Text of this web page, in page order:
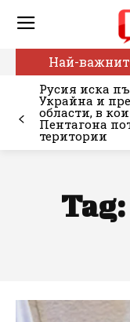
Най-
Русия иска
Украйна и
области, в
Пентагона
територии
Tag: